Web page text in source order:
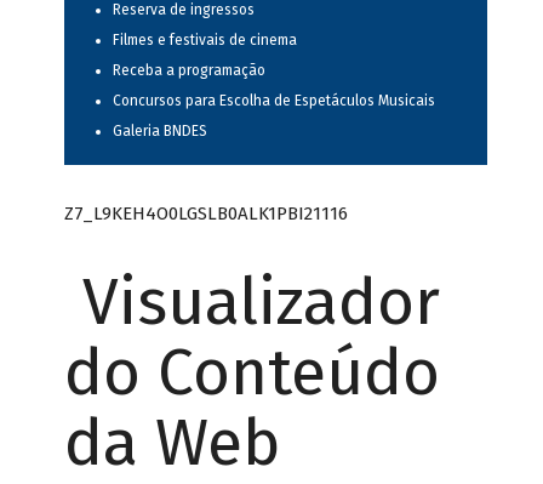
Reserva de ingressos
Filmes e festivais de cinema
Receba a programação
Concursos para Escolha de Espetáculos Musicais
Galeria BNDES
Z7_L9KEH4O0LGSLB0ALK1PBI21116
Visualizador
do Conteúdo
da Web